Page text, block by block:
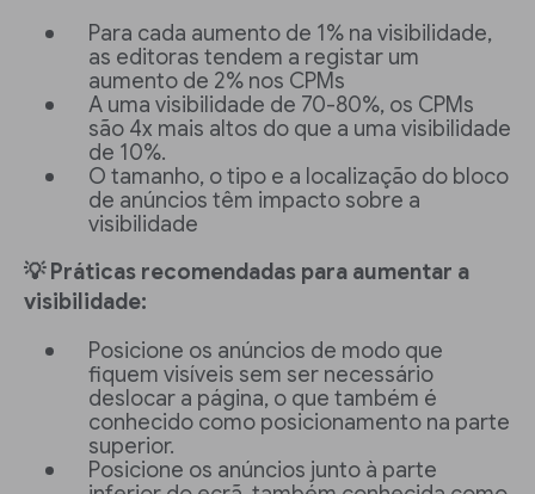
Para cada aumento de 1% na visibilidade,
as editoras tendem a registar um
aumento de 2% nos CPMs
A uma visibilidade de 70-80%, os CPMs
são 4x mais altos do que a uma visibilidade
de 10%.
O tamanho, o tipo e a localização do bloco
de anúncios têm impacto sobre a
visibilidade
💡 Práticas recomendadas para aumentar a
visibilidade:
Posicione os anúncios de modo que
fiquem visíveis sem ser necessário
deslocar a página, o que também é
conhecido como posicionamento na parte
superior.
Posicione os anúncios junto à parte